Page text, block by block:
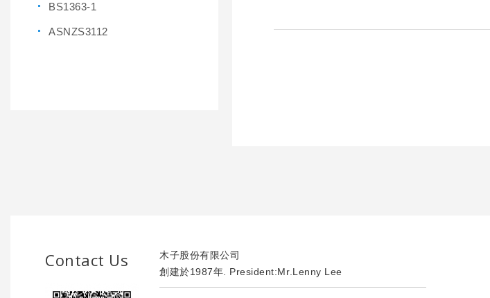
BS1363-1
ASNZS3112
Contact Us
木子股份有限公司
創建於1987年. President:Mr.Lenny Lee